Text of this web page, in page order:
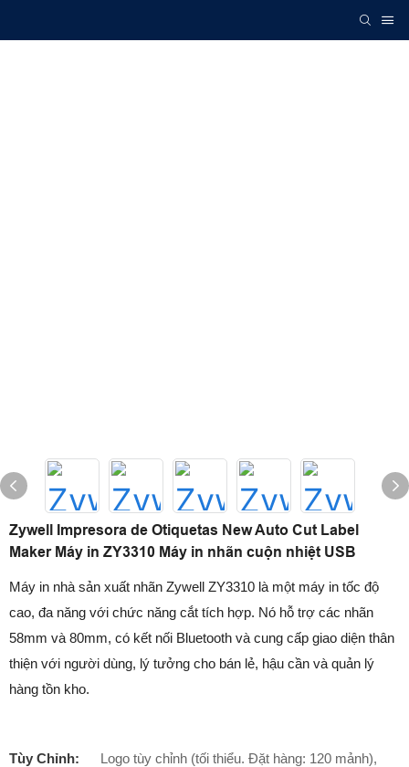
Zywell Impresora de Otiquetas New Auto Cut Label
Maker Máy in ZY3310 Máy in nhãn cuộn nhiệt USB
Máy in nhà sản xuất nhãn Zywell ZY3310 là một máy in tốc độ
cao, đa năng với chức năng cắt tích hợp. Nó hỗ trợ các nhãn
58mm và 80mm, có kết nối Bluetooth và cung cấp giao diện thân
thiện với người dùng, lý tưởng cho bán lẻ, hậu cần và quản lý
hàng tồn kho.
Tùy Chỉnh:
Logo tùy chỉnh (tối thiểu. Đặt hàng: 120 mảnh),